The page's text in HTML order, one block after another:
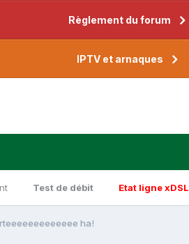
Règlement du forum
IPTV et arnaques
Test de débit Etat ligne xDSL
ha!